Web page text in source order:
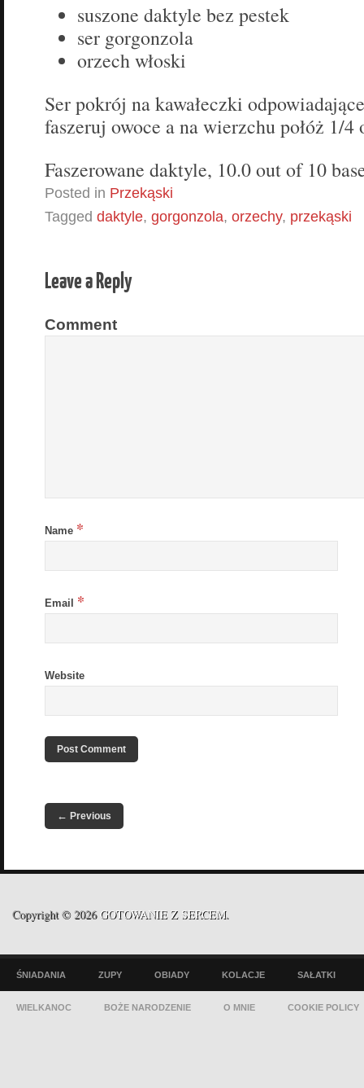
suszone daktyle bez pestek
ser gorgonzola
orzech włoski
Ser pokrój na kawałeczki
faszeruj owoce a na wierzchu połóż 1/4
Faszerowane daktyle, 10.0out of 10
Posted in Przekąski
Tagged daktyle, gorgonzola, orzechy, przekąski
Leave a Reply
Comment
Name *
Email *
Website
← Previous
Copyright © 2026 GOTOWANIE Z SERCEM.
ŚNIADANIA ZUPY OBIADY KOLACJE SAŁATKI
WIELKANOC BOŻE NARODZENIE O MNIE COOKIE POLICY